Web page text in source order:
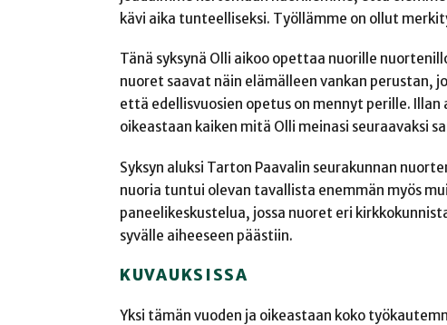
kävi aika tunteelliseksi. Työllämme on ollut
Tänä syksynä Olli aikoo opettaa nuorille
nuoret saavat näin elämälleen vankan perustan,
että edellisvuosien opetus on mennyt perille. Illan
oikeastaan kaiken mitä Olli meinasi seuraavaksi
Syksyn aluksi Tarton Paavalin seurakunnan
nuoria tuntui olevan tavallista enemmän myös
paneelikeskustelua, jossa nuoret eri
syvälle aiheeseen päästiin.
KUVAUKSISSA
Yksi tämän vuoden ja oikeastaan koko